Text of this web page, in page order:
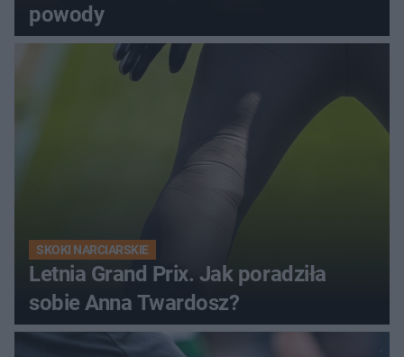
powody
SKOKI NARCIARSKIE
Letnia Grand Prix. Jak poradziła
sobie Anna Twardosz?